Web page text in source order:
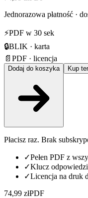
Jednorazowa płatność ·
⚡PDF w 30 sek
🔒BLIK · karta
📄 PDF · licencja
Dodaj do koszyka Kup
Płacisz raz. Brak
✓Pełen PDF z
✓Klucz
✓Licencja na druk
74,99 złPDF